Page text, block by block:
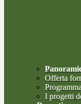
Offerta
I progetti